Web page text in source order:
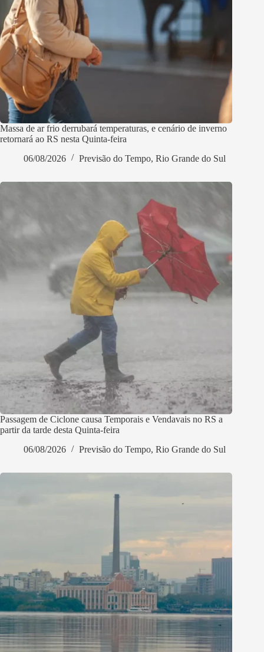
Massa de ar frio derrubará temperaturas, e cenário de inverno
retornará ao RS nesta Quinta-feira
06/08/2026
Previsão do Tempo, Rio Grande do Sul
Passagem de Ciclone causa Temporais e Vendavais no RS a
partir da tarde desta Quinta-feira
06/08/2026
Previsão do Tempo, Rio Grande do Sul